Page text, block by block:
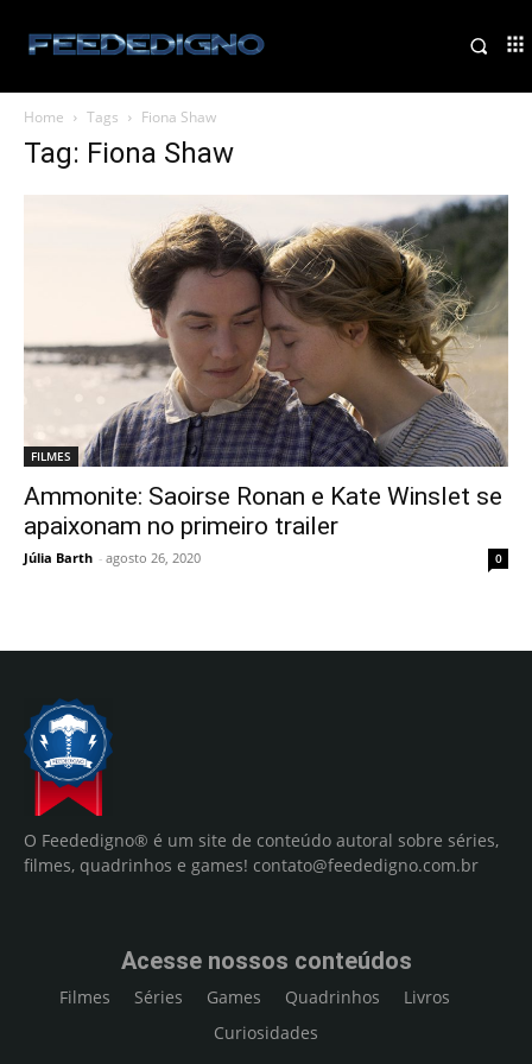
Home Tags Fiona Shaw
Tag: Fiona Shaw
FILMES
Ammonite: Saoirse Ronan e Kate Winslet se
apaixonam no primeiro trailer
Júlia Barth - agosto 26, 2020 0
O Feededigno® é um site de conteúdo autoral sobre séries,
filmes, quadrinhos e games! contato@feededigno.com.br
Acesse nossos conteúdos
Filmes Séries Games Quadrinhos
Livros
Curiosidades